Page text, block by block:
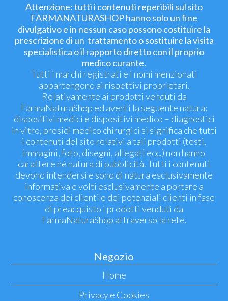
Attenzione: tutti i contenuti reperibili sul sito
FARMANATURASHOP hanno solo un fine
divulgativo e in nessun caso possono costituire la
prescrizione di un trattamento o sostituire la visita
specialistica o il rapporto diretto con il proprio
medico curante.
Tutti i marchi registrati e i nomi menzionati
appartengono ai rispettivi proprietari.
Relativamente ai prodotti venduti da
FarmaNaturaShop ed aventi la seguente natura:
dispositivi medici e dispositivi medico – diagnostici
in vitro, presidi medico chirurgici si significa che tutti
i contenuti del sito relativi a tali prodotti (testi,
immagini, foto, disegni, allegati ecc.) non hanno
carattere né natura di pubblicità. Tutti i contenuti
devono intendersi e sono di natura esclusivamente
informativa e volti esclusivamente a portare a
conoscenza dei clienti e dei potenziali clienti in fase
di preacquisto i prodotti venduti da
FarmaNaturaShop attraverso la rete.
Negozio
Home
Privacy e Cookies